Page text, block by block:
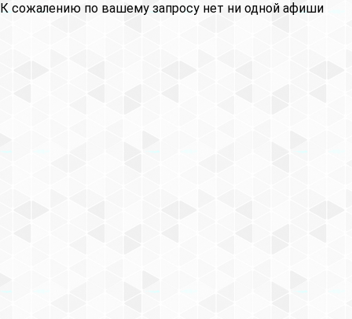
К сожалению по вашему запросу нет ни одной афиши